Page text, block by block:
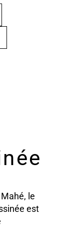
le
est